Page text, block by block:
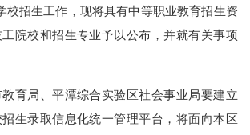
校招生工作，现将具有中等职业教育招生资
院校和招生专业予以公布，并就有关事项
局、平潭综合实验区社会事业局要建立
生录取信息化统一管理平台，将面向本区